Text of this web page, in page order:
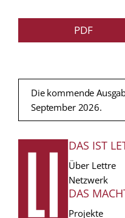
PDF
Die kommende
September 2026.
DAS IST
Über Lettre
Netzwerk
DAS
Projekte